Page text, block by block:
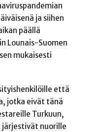
ja siihen
päällä
Lounais-Suomen
mukaisesti
että
jotka eivät tänä
Turkuun,
nuorille